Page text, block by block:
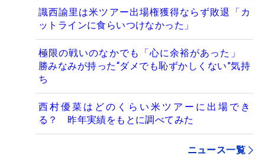
識西諭里は米ツアー出場権獲得ならず敗退「カ
ットラインに食らいつけなかった」
極限の戦いのなかでも「心に余裕があった」
勝みなみが持った“ダメでも恥ずかしくない”気持
ち
西村優菜はどのくらい米ツアーに出場でき
る？ 昨年実績をもとに調べてみた
ニュース一覧